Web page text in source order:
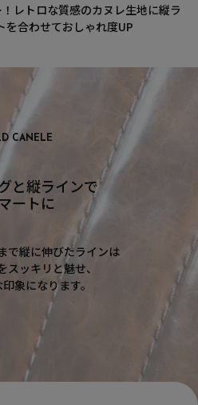
レトロな質感のカヌレ生地に縦ラ
を合わせておしゃれ度UP
CANELE
と縦ラインで
ートに
で縦に伸びたラインは
スッキリと魅せ、
象になります。